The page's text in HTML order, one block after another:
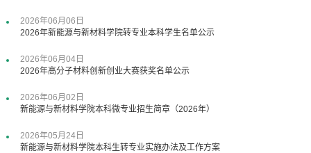
2026年06月06日
2026年新能源与新材料学院转专业本科学生名单公示
2026年06月04日
2026年高分子材料创新创业大赛获奖名单公示
2026年06月02日
新能源与新材料学院本科微专业招生简章（2026年）
2026年05月24日
新能源与新材料学院本科生转专业实施办法及工作方案